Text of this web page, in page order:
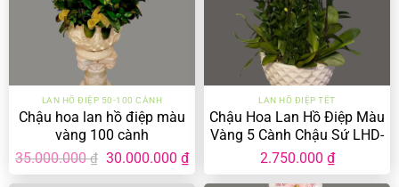
LAN HỒ ĐIỆP 50-100 CÀNH
Chậu hoa lan hồ điệp màu
vàng 100 cành
35.000.000₫ Giá
30.000.000 ₫Giá
hiện
LAN HỒ ĐIỆP TẾT
Chậu Hoa Lan Hồ Điệp Màu
Vàng 5 Cành Chậu Sứ LHD-
MV-5-CS-03
2.750.000 ₫